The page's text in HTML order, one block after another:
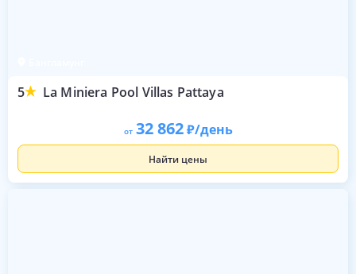
5 La Miniera Pool Villas Pattaya
от 32 862 /день
Найти цены